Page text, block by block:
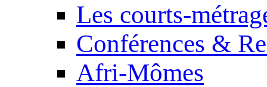
Les courts-
Conférences &
Afri-Mômes